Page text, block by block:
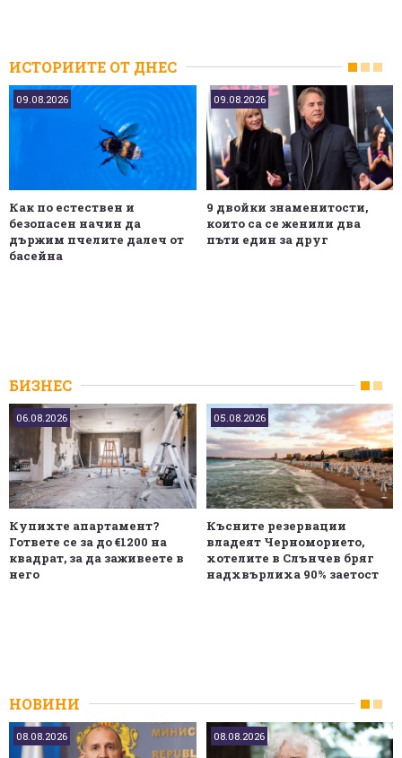
ИСТОРИИТЕ ОТ ДНЕС
09.08.2026
Как по естествен и
безопасен начин да
държим пчелите далеч от
басейна
09.08.2026
9 двойки знаменитости,
които са се женили два
пъти един за друг
БИЗНЕС
06.08.2026
Купихте апартамент?
Гответе се за до €1200 на
квадрат, за да заживеете в
него
05.08.2026
Късните резервации
владеят Черноморието,
хотелите в Слънчев бряг
надхвърлиха 90% заетост
НОВИНИ
08.08.2026 08.08.2026